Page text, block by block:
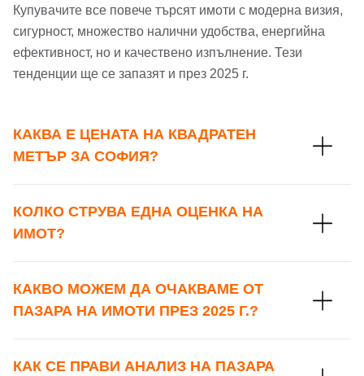
Купувачите все повече търсят имоти с модерна визия,
сигурност, множество налични удобства, енергийна
ефективност, но и качествено изпълнение. Тези
тенденции ще се запазят и през 2025 г.
КАКВА Е ЦЕНАТА НА КВАДРАТЕН
МЕТЪР ЗА СОФИЯ?
КОЛКО СТРУВА ЕДНА ОЦЕНКА НА
ИМОТ?
КАКВО МОЖЕМ ДА ОЧАКВАМЕ ОТ
ПАЗАРА НА ИМОТИ ПРЕЗ 2025 Г.?
КАК СЕ ПРАВИ АНАЛИЗ НА ПАЗАРА